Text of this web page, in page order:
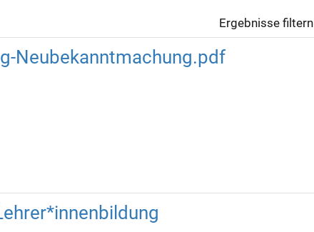
Ergebnisse filtern
Neubekanntmachung.pdf